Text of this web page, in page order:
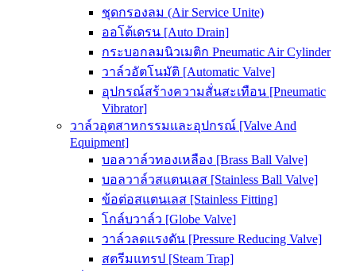
ชุดกรองลม (Air Service Unite)
ออโต้เดรน [Auto Drain]
กระบอกลมนิวเมติก Pneumatic Air Cylinder
วาล์วอัตโนมัติ [Automatic Valve]
อุปกรณ์สร้างความสั่นสะเทือน [Pneumatic
Vibrator]
วาล์วอุตสาหกรรมและอุปกรณ์ [Valve And
Equipment]
บอลวาล์วทองเหลือง [Brass Ball Valve]
บอลวาล์วสแตนเลส [Stainless Ball Valve]
ข้อต่อสแตนเลส [Stainless Fitting]
โกล์บวาล์ว [Globe Valve]
วาล์วลดแรงดัน [Pressure Reducing Valve]
สตรีมแทรป [Steam Trap]